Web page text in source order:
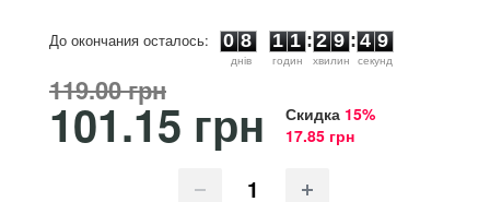
До окончания осталось:
0 8
днiв
1 1
годин
: 2 9
хвилин
: 4 9
секунд
119.00 грн
101.15 грн Скидка 15%
17.85 грн